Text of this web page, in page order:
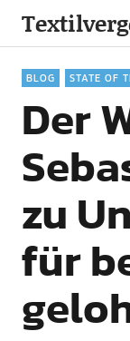
BLOG STATE OF
Der
zu
für